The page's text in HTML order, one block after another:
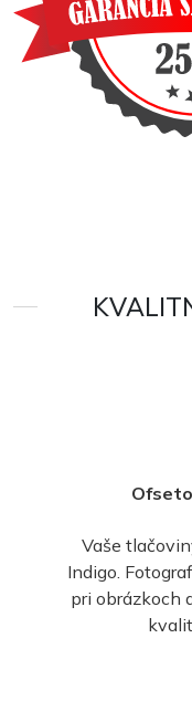
Vaše
Indigo.
pri obrázkoch